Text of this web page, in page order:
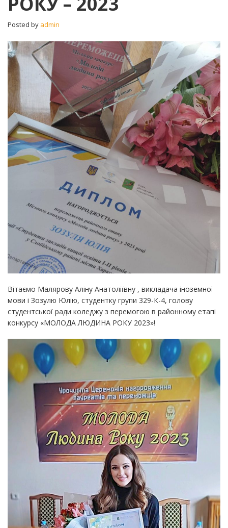
Posted by admin
Вітаємо Малярову Аліну Анатоліївну , викладача іноземної
мови і Зозулю Юлію, студентку групи 329-К-4, голову
студентської ради коледжу з перемогою в районному етапі
конкурсу «МОЛОДА ЛЮДИНА РОКУ 2023»!